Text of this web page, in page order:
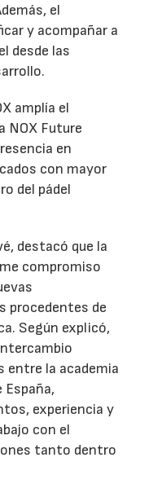
el
y acompañar a
desde las
amplía el
NOX Future
en
con mayor
del pádel
destacó que la
compromiso
procedentes de
Según explicó,
entre la academia
España,
experiencia y
con el
tanto dentro